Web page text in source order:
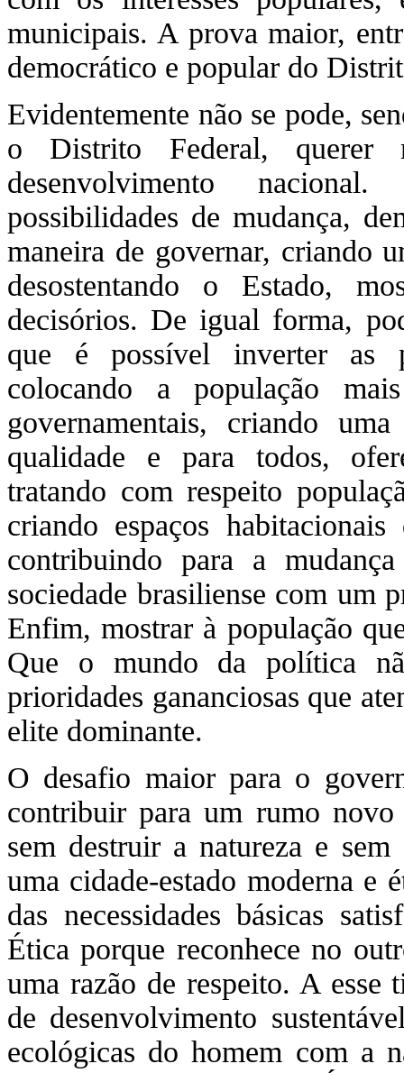
municipais. A prova maior,
democrático e popular do
Evidentemente não se pode,
o Distrito Federal, querer
desenvolvimento
possibilidades de mudança,
maneira de governar, criando
desostentando o Estado,
decisórios. De igual forma,
que é possível inverter as
colocando a população
governamentais, criando
qualidade e para todos,
tratando com respeito
criando espaços
contribuindo para a
sociedade brasiliense com um
Enfim, mostrar à população
Que o mundo da política
prioridades gananciosas que
elite dominante.
O desafio maior para o
contribuir para um rumo
sem destruir a natureza e
uma cidade-estado moderna e
das necessidades básicas
Ética porque reconhece no
uma razão de respeito. A esse
de desenvolvimento
ecológicas do homem com a